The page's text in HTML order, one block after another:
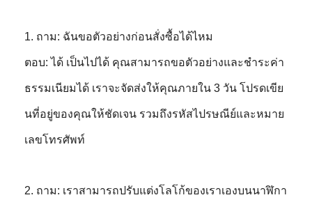
1. ถาม: ฉันขอตัวอย่างก่อนสั่งซื้อได้ไหม
ตอบ: ได้ เป็นไปได้ คุณสามารถขอตัวอย่างและชำระค่า
ธรรมเนียมได้ เราจะจัดส่งให้คุณภายใน 3 วัน โปรดเขีย
นที่อยู่ของคุณให้ชัดเจน รวมถึงรหัสไปรษณีย์และหมาย
เลขโทรศัพท์
2. ถาม: เราสามารถปรับแต่งโลโก้ของเราเองบนนาฬิกา